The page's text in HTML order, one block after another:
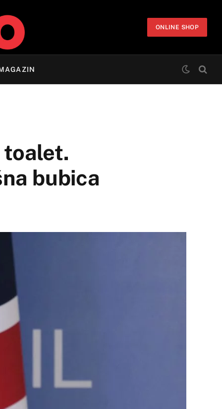
ONLINE SHOP
toalet.
bubica